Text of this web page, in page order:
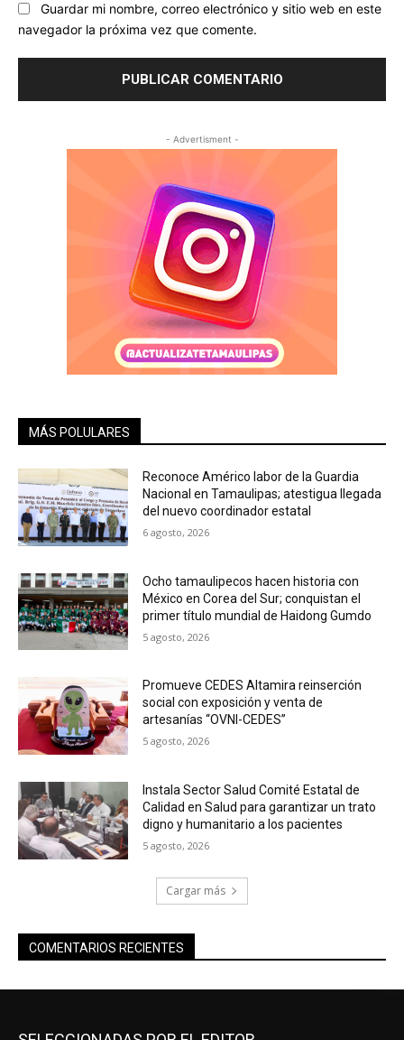
Guardar mi nombre, correo electrónico y sitio web en este
navegador la próxima vez que comente.
- Advertisment -
MÁS POLULARES
Reconoce Américo labor de la Guardia
Nacional en Tamaulipas; atestigua llegada
del nuevo coordinador estatal
6 agosto, 2026
Ocho tamaulipecos hacen historia con
México en Corea del Sur; conquistan el
primer título mundial de Haidong Gumdo
5 agosto, 2026
Promueve CEDES Altamira reinserción
social con exposición y venta de
artesanías “OVNI-CEDES”
5 agosto, 2026
Instala Sector Salud Comité Estatal de
Calidad en Salud para garantizar un trato
digno y humanitario a los pacientes
5 agosto, 2026
Cargar más
COMENTARIOS RECIENTES